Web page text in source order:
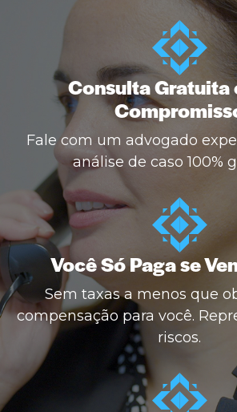
Consulta Gratuita
Fale com um advogado
análise de caso 100%
Você Só Paga se
Sem taxas a menos que
compensação para você.
riscos.